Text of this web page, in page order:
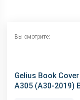
Вы смотрите:
Gelius Book
A305 (A30-2019)